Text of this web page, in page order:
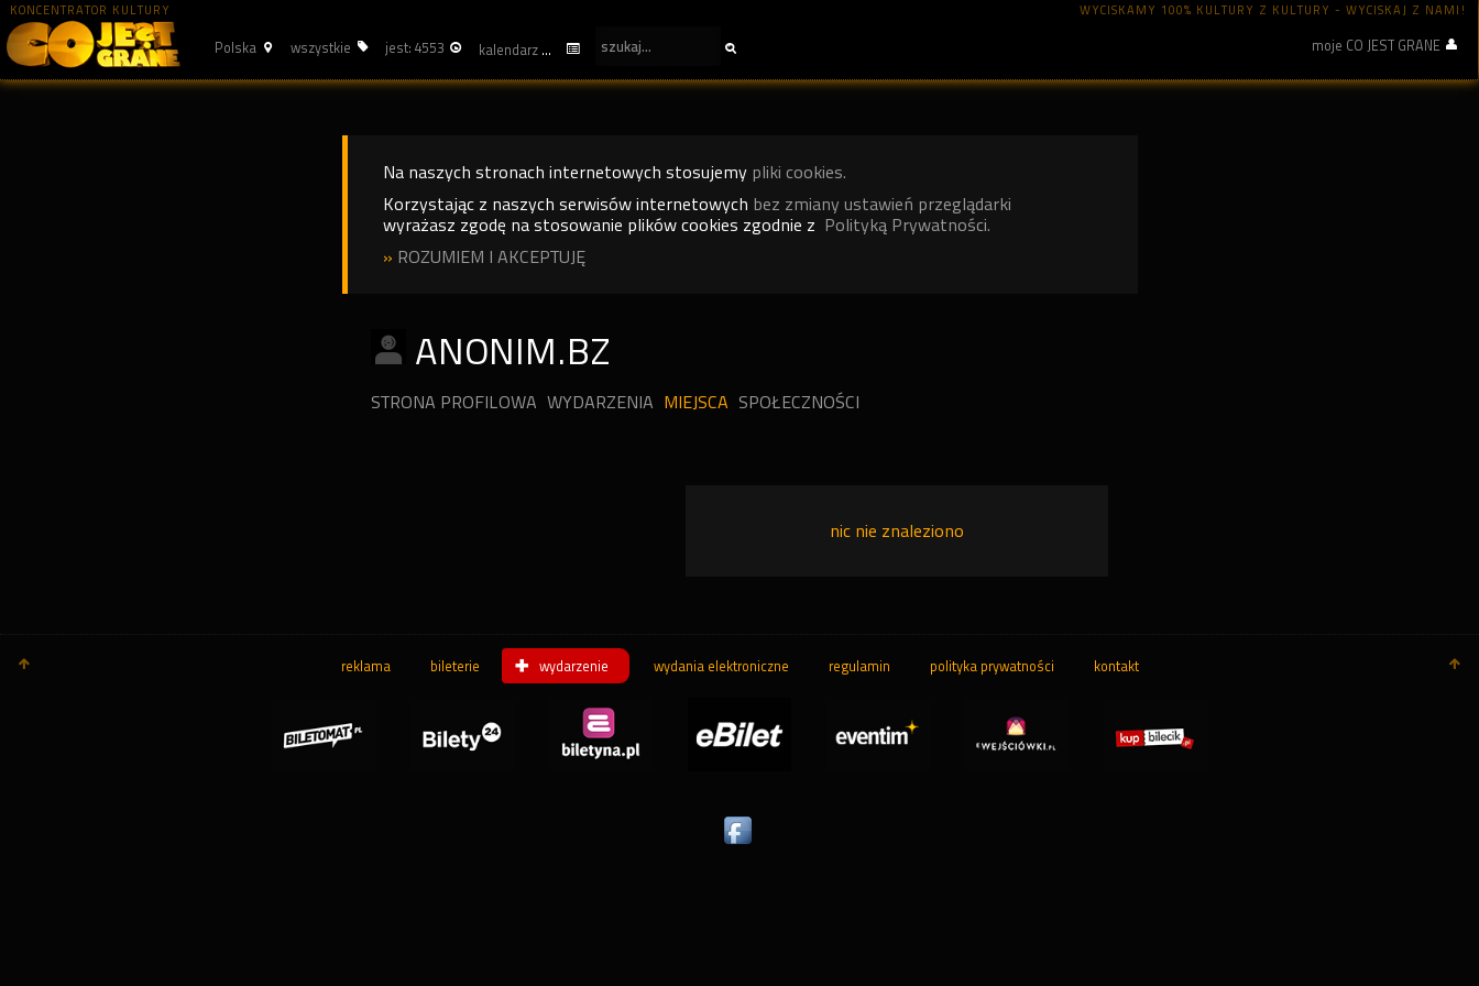
KONCENTRATOR KULTURY WYCISKAMY 100% KULTURY Z KULTURY - WYCISKAJ Z NAMI!
Polska wszystkie jest: 4553 kalendarz moje CO JEST GRANE
Na naszych stronach internetowych stosujemy pliki cookies.
Korzystając z naszych serwisów internetowych bez zmiany ustawień przeglądarki
wyrażasz zgodę na stosowanie plików cookies zgodnie z Polityką Prywatności.
» ROZUMIEM I AKCEPTUJĘ
ANONIM.BZ
STRONA PROFILOWA WYDARZENIA MIEJSCA SPOŁECZNOŚCI
nic nie znaleziono
reklama bileterie wydarzenie wydania elektroniczne regulamin polityka prywatności kontakt